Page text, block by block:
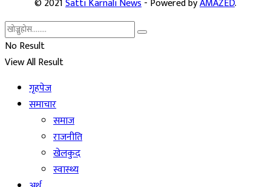
© 2021Satti Karnali News- Powered byAMAZED.
No Result
View All Result
गृहपेज
समाचार
समाज
राजनीति
खेलकुद
स्वास्थ्य